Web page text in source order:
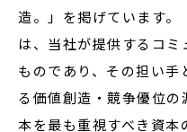
造。」を掲げています。
は、当社が提供するコ
ものであり、その担い
る価値創造・競争優位
本を最も重視すべき資本